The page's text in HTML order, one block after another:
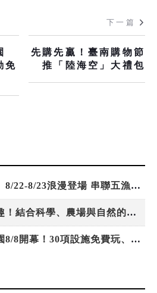
免
下一篇
先購先贏！臺南購物節
推「陸海空」大禮包
「東北角外澳月夜」8/22-8/23浪漫登場 串聯五漁村、音樂、市集、火舞與慢旅共度夏夜
嘉義鹿草夏日探索趣！結合科學、農場與自然的親子小旅行
高雄最大親子遊樂園8/8開幕！30項設施免費玩、YOYO家族嗨翻暑假